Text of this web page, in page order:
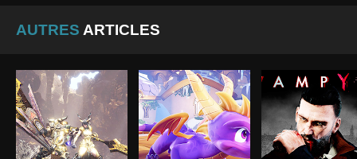
AUTRES ARTICLES